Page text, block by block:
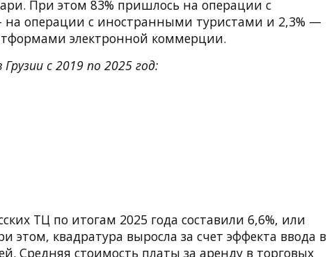
При этом 83% пришлось на операции с
операции с иностранными туристами и 2,3% —
электронной коммерции.
с 2019 по 2025 год:
ТЦ по итогам 2025 года составили 6,6%, или
этом, квадратура выросла за счет эффекта ввода в
Средняя стоимость платы за аренду в торговых